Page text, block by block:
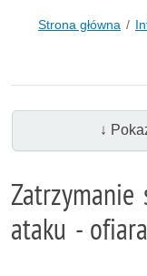
Strona główna
↓
Zatrzymanie
ataku -